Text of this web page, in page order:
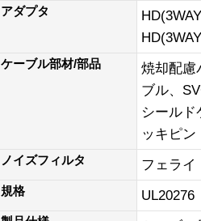
アダプタ
ケーブル部材/部品
焼却配慮
ブル、
シール
ッキピン
ノイズフィルタ フェライ
規格 UL20276